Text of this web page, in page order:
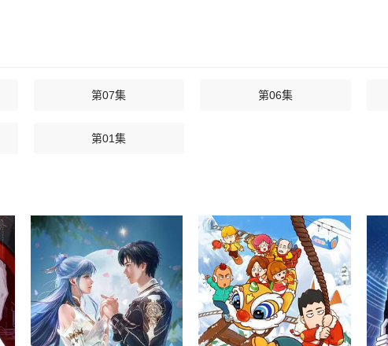
第07集 第06集
第01集